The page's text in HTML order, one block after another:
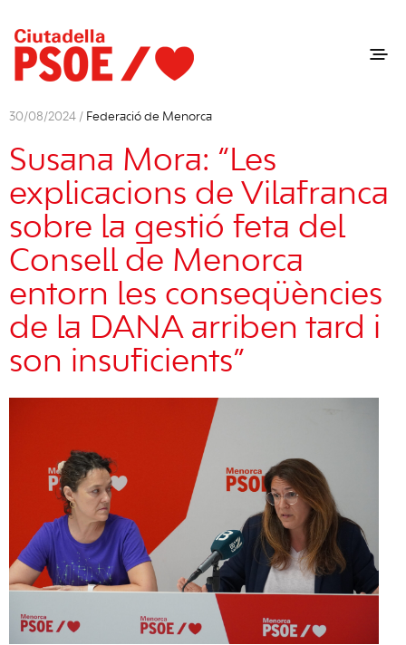
30/08/2024 / Federació de Menorca
Susana Mora: “Les
explicacions de Vilafranca
sobre la gestió feta del
Consell de Menorca
entorn les conseqüències
de la DANA arriben tard i
son insuficients”